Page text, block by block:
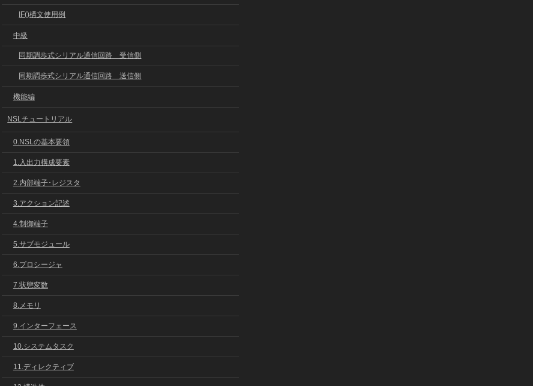
IF()構文使用例
中級
同期調歩式シリアル通信回路 受信側
同期調歩式シリアル通信回路 送信側
機能編
NSLチュートリアル
0.NSLの基本要領
1.入出力構成要素
2.内部端子･レジスタ
3.アクション記述
4.制御端子
5.サブモジュール
6.プロシージャ
7.状態変数
8.メモリ
9.インターフェース
10.システムタスク
11.ディレクティブ